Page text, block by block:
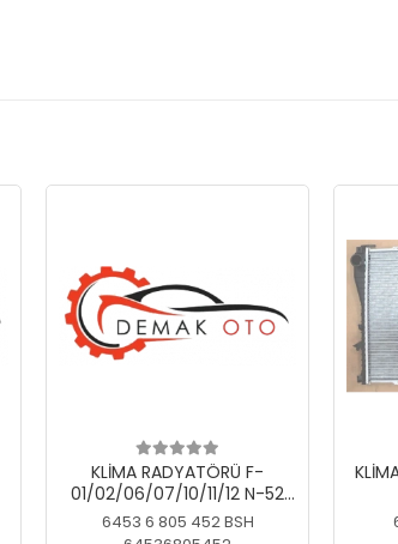
KLİMA RADYATÖRÜ F-
01/02/06/07/10/11/12 N-52
N/N-53/57/63
6453 6 805 452 BSH